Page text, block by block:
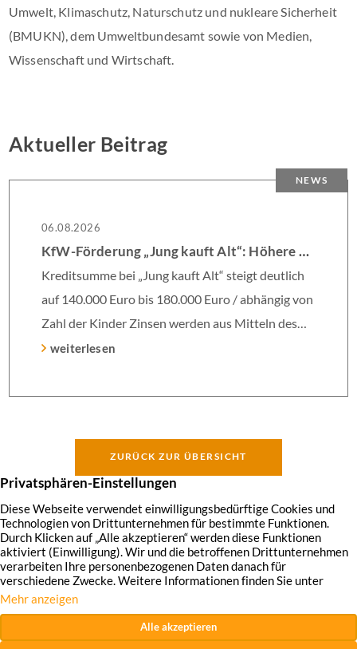
Umwelt, Klimaschutz, Naturschutz und nukleare Sicherheit
(BMUKN), dem Umweltbundesamt sowie von Medien,
Wissenschaft und Wirtschaft.
Aktueller Beitrag
NEWS
06.08.2026
KfW-Förderung „Jung kauft Alt“: Höhere Kredite ab August 2026
Kreditsumme bei „Jung kauft Alt“ steigt deutlich
auf 140.000 Euro bis 180.000 Euro / abhängig von
Zahl der Kinder Zinsen werden aus Mitteln des
Bundes verbilligt: Heutiger Zins bei 0,53 Prozent
Zinsbindung Antragstellende verpflichten sich zu
Förderzusage / Sanierung in Einzelmaßnahmen
weiterlesen
ZURÜCK ZUR ÜBERSICHT
Hirschmann Immobilien GmbH
ImpressumDatenschutzhinweiseWiderrufsrechtAGB